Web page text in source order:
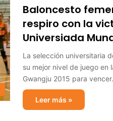
Baloncesto
respiro con la
Universiada
La selección universitaria
su mejor nivel de juego en
Gwangju 2015 para
Leer más »